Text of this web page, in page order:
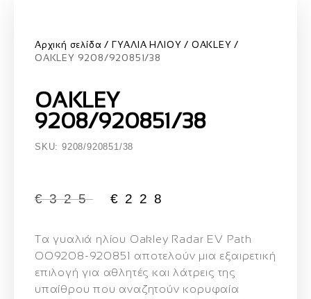
Αρχική σελίδα ΓΥΑΛΙΑ ΗΛΙΟΥ
OAKLEY
OAKLEY 9208/920851/38
OAKLEY
9208/920851/38
SKU: 9208/920851/38
€325 € 228
Τα γυαλιά ηλίου Oakley Radar EV Path
OO9208-920851 αποτελούν μια εξαιρετική
επιλογή για αθλητές και λάτρεις της
υπαίθρου που αναζητούν κορυφαία